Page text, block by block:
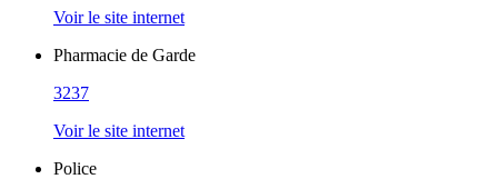
Voir le site internet
Pharmacie de Garde
3237
Voir le site internet
Police